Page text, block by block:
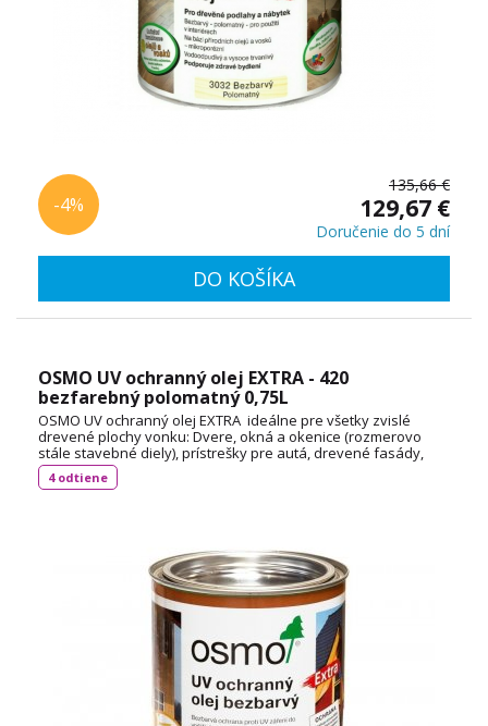
135,66 €
-4% 129,67 €
Doručenie do 5 dní
DO KOŠÍKA
OSMO UV ochranný olej EXTRA - 420
bezfarebný polomatný 0,75L
OSMO UV ochranný olej EXTRA ideálne pre všetky zvislé
drevené plochy vonku: Dvere, okná a okenice (rozmerovo
stále stavebné diely), prístrešky pre autá, drevené fasády,
balkóny, ploty, pergoly a záhradné domčeky (rozmerovo
nestále stavebné diely ). Spotreba: cca 55 ml / m² TECHNICKÝ
4 odtiene